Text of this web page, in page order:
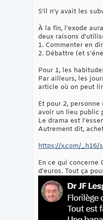
S’il n’y avait les
À la fin, l’exode
deux raisons
1. Commenter en
2. Débattre (et
Pour 1, les
Par ailleurs, les
article où on peut
Et pour 2,
avoir un lieu public
Le drama est
Autrement dit,
https://x.com/_h16/
En ce qui
d'euros. Tout ça